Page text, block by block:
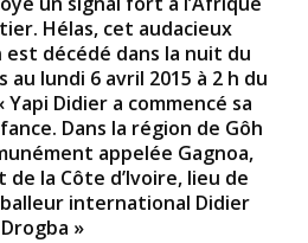
Hélas, cet audacieux
décédé dans la nuit du
au lundi 6 avril 2015 à 2 h du
Didier a commencé sa
Dans la région de Gôh
appelée Gagnoa,
la Côte d’Ivoire, lieu de
international Didier
Drogba »